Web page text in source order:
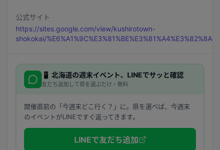
公式サイト
https://sites.google.com/view/kushirotown-
shokokai/%E6%A1%9C%E3%81%BE%E3%81%A4%E3%82%8A
📱 北海道の週末イベント、LINEでサッと確認
友だち追加して県を選ぶだけ・無料
開催直前の「今週末どこ行く？」に。県を選べば、今週末
のイベントがLINEですぐ返ってきます。
LINEで友だち追加